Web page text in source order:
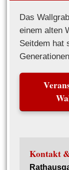
Das
einem alten
Seitdem hat
Kontakt